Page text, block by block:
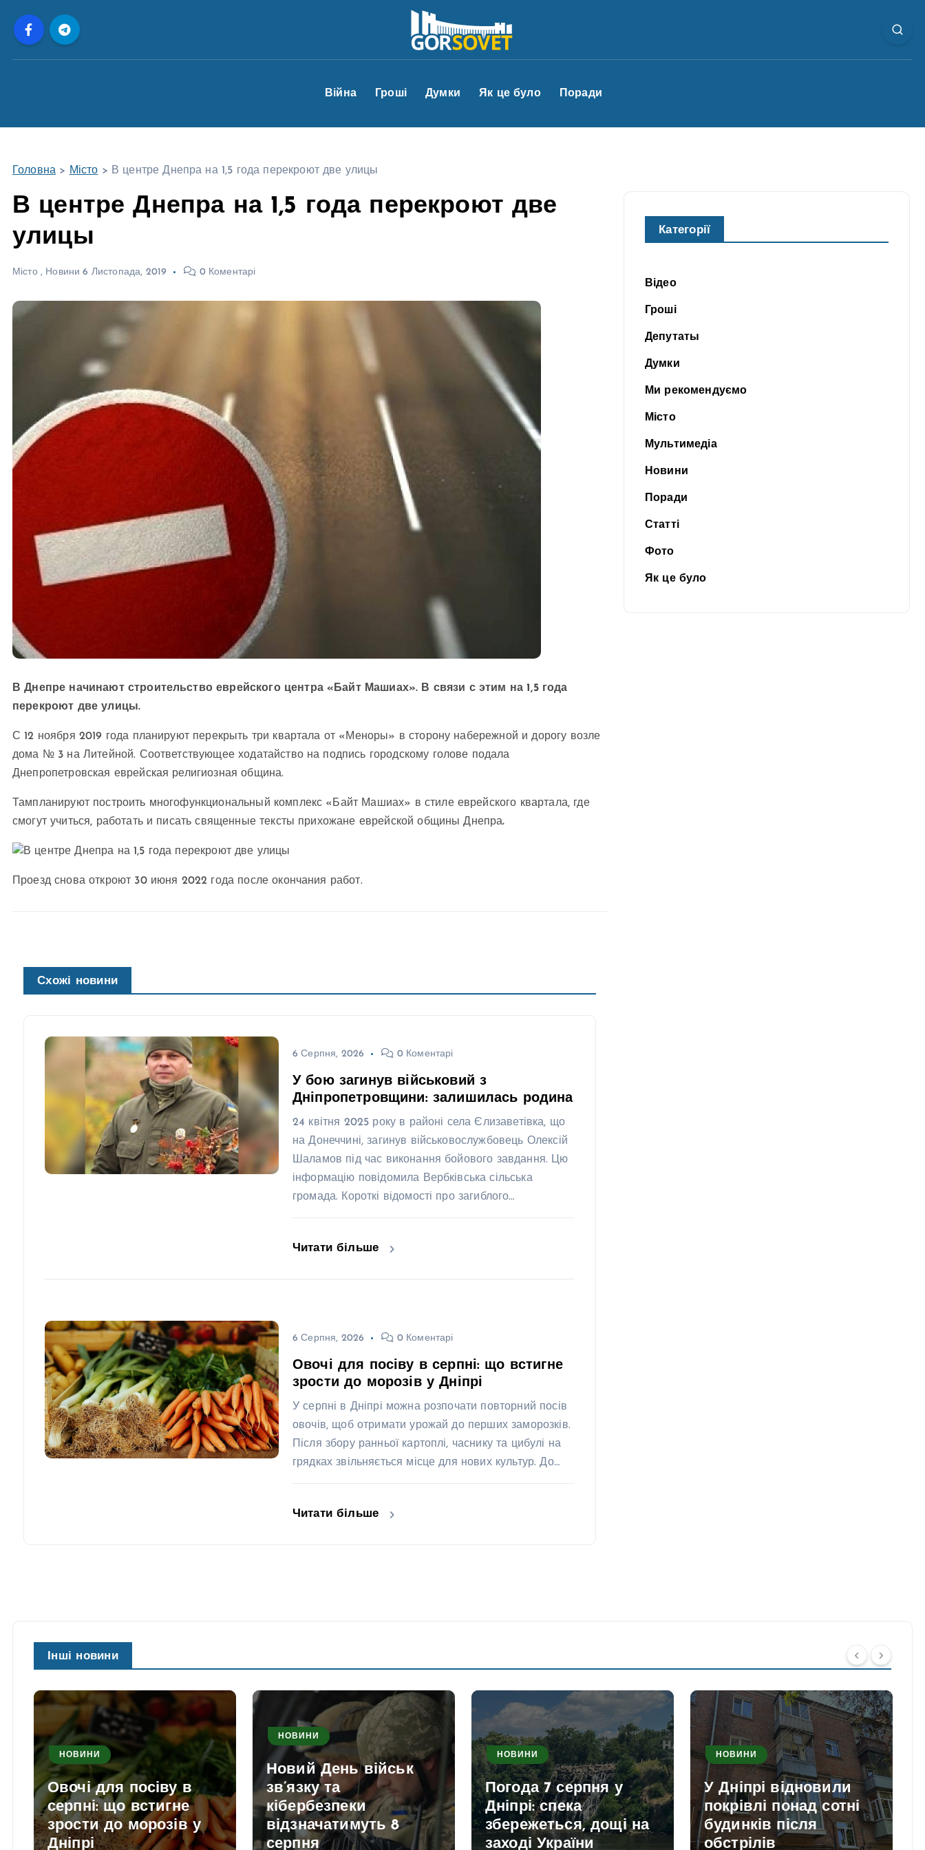
Війна Гроші Думки Як це було Поради
Головна > Місто > В центре Днепра на 1,5 года перекроют две улицы
В центре Днепра на 1,5 года перекроют две
улицы
Місто, Новини 6 Листопада, 2019 0 Коментарі
В Днепре начинают строительство еврейского центра «Байт Машиах». В связи с этим на 1,5 года
перекроют две улицы.
С 12 ноября 2019 года планируют перекрыть три квартала от «Меноры» в сторону набережной и дорогу возле
дома № 3 на Литейной. Соответствующее ходатайство на подпись городскому голове подала
Днепропетровская еврейская религиозная община.
Тампланируют построить многофункциональный комплекс «Байт Машиах» в стиле еврейского квартала, где
смогут учиться, работать и писать священные тексты прихожане еврейской общины Днепра.
Проезд снова откроют 30 июня 2022 года после окончания работ.
Схожі новини
6 Серпня, 2026 0 Коментарі
У бою загинув військовий з
Дніпропетровщини: залишилась родина
24 квітня 2025 року в районі села Єлизаветівка, що
на Донеччині, загинув військовослужбовець Олексій
Шаламов під час виконання бойового завдання. Цю
інформацію повідомила Вербківська сільська
громада. Короткі відомості про загиблого…
Читати більше
6 Серпня, 2026 0 Коментарі
Овочі для посіву в серпні: що встигне
зрости до морозів у Дніпрі
У серпні в Дніпрі можна розпочати повторний посів
овочів, щоб отримати урожай до перших заморозків.
Після збору ранньої картоплі, часнику та цибулі на
грядках звільняється місце для нових культур. До…
Читати більше
Категорії
Відео
Гроші
Депутаты
Думки
Ми рекомендуємо
Місто
Мультимедіа
Новини
Поради
Статті
Фото
Як це було
Інші новини
НОВИНИ
Овочі для посіву в
серпні: що встигне
зрости до морозів у
Дніпрі
НОВИНИ
Новий День військ
зв’язку та
кібербезпеки
відзначатимуть 8
серпня
НОВИНИ
Погода 7 серпня у
Дніпрі: спека
збережеться, дощі на
заході України
НОВИНИ
У Дніпрі відновили
покрівлі понад сотні
будинків після
обстрілів